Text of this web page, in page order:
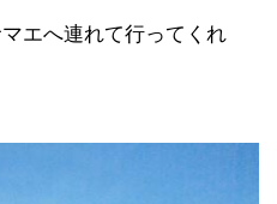
エへ連れて行ってくれ